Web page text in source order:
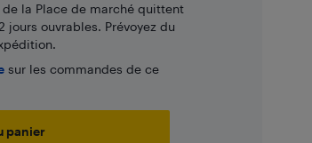
la Place de marché quittent
jours ouvrables. Prévoyez du
sur les commandes de ce
panier